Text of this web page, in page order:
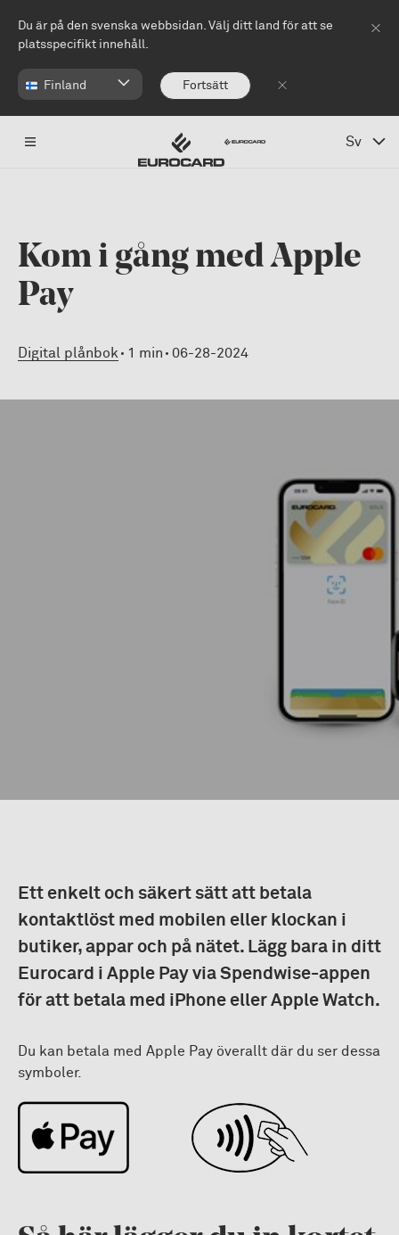
Du är på den svenska webbsidan. Välj ditt land för att se
platsspecifikt innehåll.
Finland Fortsätt
Sv
Kom i gång med Apple
Pay
Digital plånbok 1 min 06-28-2024
Ett enkelt och säkert sätt att betala
kontaktlöst med mobilen eller klockan i
butiker, appar och på nätet. Lägg bara in ditt
Eurocard i Apple Pay via Spendwise-appen
för att betala med iPhone eller Apple Watch.
Du kan betala med Apple Pay överallt där du ser dessa
symboler.